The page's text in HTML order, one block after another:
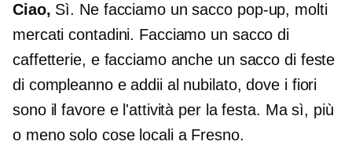
Ciao, Sì. Ne facciamo un sacco pop-up, molti
mercati contadini. Facciamo un sacco di
caffetterie, e facciamo anche un sacco di feste
di compleanno e addii al nubilato, dove i fiori
sono il favore e l'attività per la festa. Ma sì, più
o meno solo cose locali a Fresno.